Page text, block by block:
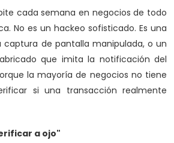
cada semana en negocios de todo
No es un hackeo sofisticado. Es una
captura de pantalla manipulada, o un
que imita la notificación del
la mayoría de negocios no tiene
si una transacción realmente
a ojo"